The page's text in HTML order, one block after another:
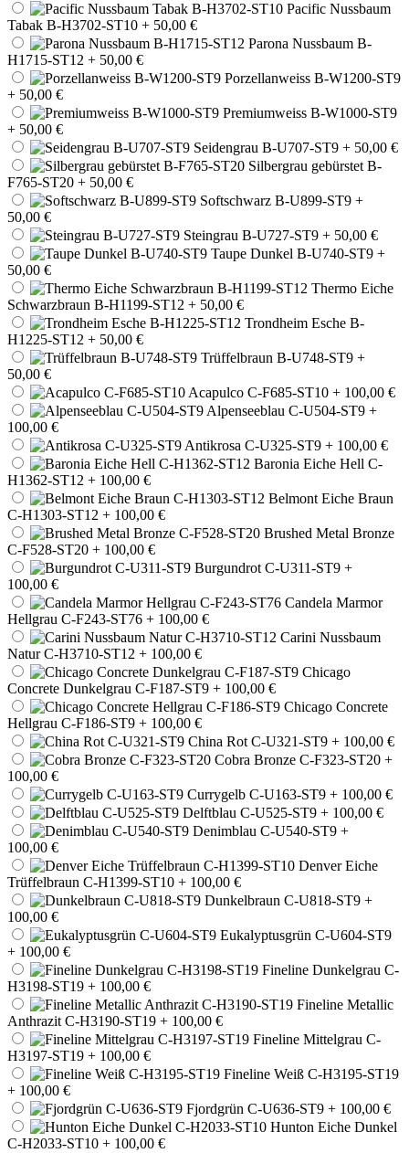
Pacific Nussbaum
Tabak B-H3702-ST10 + 50,00 €
Parona Nussbaum B-
H1715-ST12 + 50,00 €
Porzellanweiss B-W1200-ST9
+ 50,00 €
Premiumweiss B-W1000-ST9
+ 50,00 €
Seidengrau B-U707-ST9 + 50,00 €
Silbergrau gebürstet B-
F765-ST20 + 50,00 €
Softschwarz B-U899-ST9 +
50,00 €
Steingrau B-U727-ST9 + 50,00 €
Taupe Dunkel B-U740-ST9 +
50,00 €
Thermo Eiche
Schwarzbraun B-H1199-ST12 + 50,00 €
Trondheim Esche B-
H1225-ST12 + 50,00 €
Trüffelbraun B-U748-ST9 +
50,00 €
Acapulco C-F685-ST10 + 100,00 €
Alpenseeblau C-U504-ST9 +
100,00 €
Antikrosa C-U325-ST9 + 100,00 €
Baronia Eiche Hell C-
H1362-ST12 + 100,00 €
Belmont Eiche Braun
C-H1303-ST12 + 100,00 €
Brushed Metal Bronze
C-F528-ST20 + 100,00 €
Burgundrot C-U311-ST9 +
100,00 €
Candela Marmor
Hellgrau C-F243-ST76 + 100,00 €
Carini Nussbaum
Natur C-H3710-ST12 + 100,00 €
Chicago
Concrete Dunkelgrau C-F187-ST9 + 100,00 €
Chicago Concrete
Hellgrau C-F186-ST9 + 100,00 €
China Rot C-U321-ST9 + 100,00 €
Cobra Bronze C-F323-ST20 +
100,00 €
Currygelb C-U163-ST9 + 100,00 €
Delftblau C-U525-ST9 + 100,00 €
Denimblau C-U540-ST9 +
100,00 €
Denver Eiche
Trüffelbraun C-H1399-ST10 + 100,00 €
Dunkelbraun C-U818-ST9 +
100,00 €
Eukalyptusgrün C-U604-ST9
+ 100,00 €
Fineline Dunkelgrau C-
H3198-ST19 + 100,00 €
Fineline Metallic
Anthrazit C-H3190-ST19 + 100,00 €
Fineline Mittelgrau C-
H3197-ST19 + 100,00 €
Fineline Weiß C-H3195-ST19
+ 100,00 €
Fjordgrün C-U636-ST9 + 100,00 €
Hunton Eiche Dunkel
C-H2033-ST10 + 100,00 €